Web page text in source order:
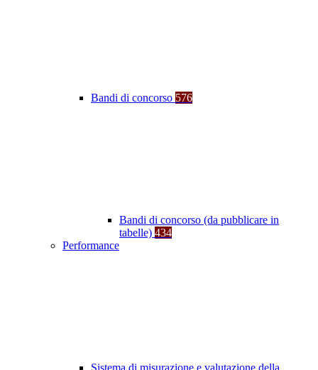
Bandi di concorso 576
Bandi di concorso (da pubblicare in
tabelle) 434
Performance